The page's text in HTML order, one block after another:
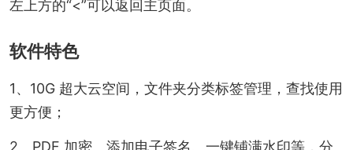
左上方的“<”可以返回主页面。
软件特色
1、10G 超大云空间，文件夹分类标签管理，查找使用
更方便；